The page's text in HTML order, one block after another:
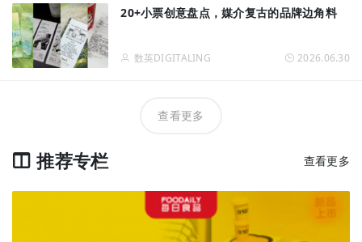
20+小票创意盘点，媒介复古的品牌边角料
数英DIGITALING 2026.06.30
查看更多
推荐专栏 查看更多